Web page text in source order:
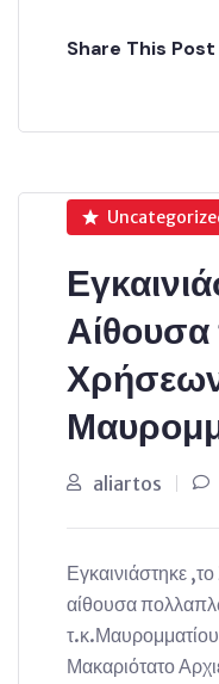
Share This Post
aliartos
Εγκαινιάστηκε
αίθουσα
Μακαριότατο